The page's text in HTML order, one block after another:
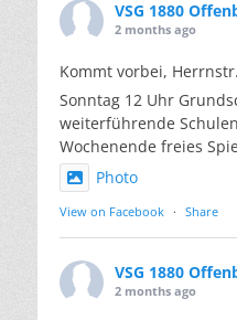
VSG 1880
2 months ago
Kommt vorbei,
Sonntag 12 Uhr
weiterführende
Wochenende freies
Photo
View on Facebook · Share
VSG 1880
2 months ago